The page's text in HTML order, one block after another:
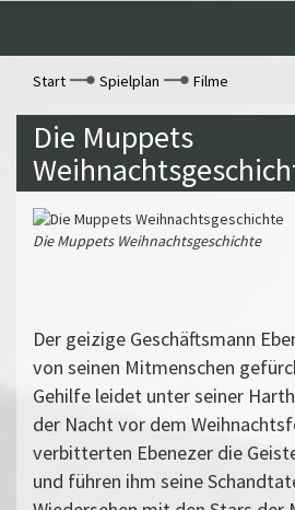
Start
Spielplan Filme
Die Muppets
Die Muppets Weihnachtsgeschichte
Der geizige Geschäftsmann
von seinen Mitmenschen
Gehilfe leidet unter seiner
der Nacht vor dem
verbitterten Ebenezer die
und führen ihm seine